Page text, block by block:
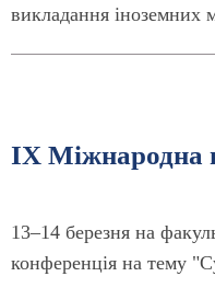
викладання іноземних
IX Міжнародна
13–14 березня на
конференція на тему